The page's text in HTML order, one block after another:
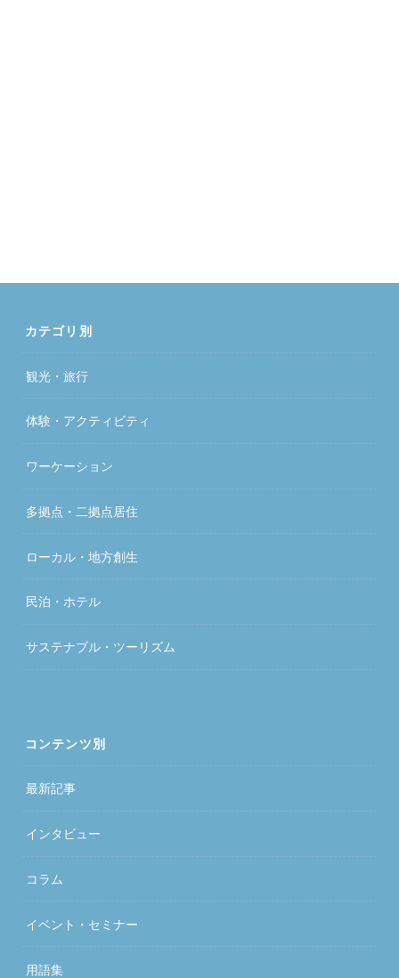
カテゴリ別
観光・旅行
体験・アクティビティ
ワーケーション
多拠点・二拠点居住
ローカル・地方創生
民泊・ホテル
サステナブル・ツーリズム
コンテンツ別
最新記事
インタビュー
コラム
イベント・セミナー
用語集